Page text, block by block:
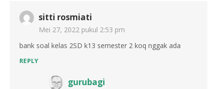
sitti rosmiati
Mei 27, 2022 pukul 2:53 pm
bank soal kelas 2SD k13 semester 2 koq nggak ada
REPLY
gurubagi